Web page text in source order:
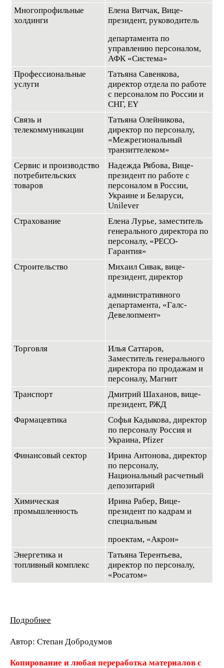
Многопрофильные
холдинги
Елена Витчак, Вице-
президент, руководитель
департамента по
управлению персоналом,
АФК «Система»
Профессиональные
услуги
Татьяна Савенкова,
директор отдела по работе
с персоналом по России и
СНГ, EY
Связь и
телекоммуникации
Татьяна Олейникова,
директор по персоналу,
«Межрегиональный
транзиттелеком»
Сервис и производство
потребительских
товаров
Надежда Рябова, Вице-
президент по работе с
персоналом в России,
Украине и Беларуси,
Unilever
Страхование
Елена Лурье, заместитель
генерального директора по
персоналу, «РЕСО-
Гарантия»
Строительство
Михаил Сивак, вице-
президент, директор
административного
департамента, «Галс-
Девелопмент»
Торговля
Илья Саттаров,
Заместитель генерального
директора по продажам и
персоналу, Магнит
Транспорт
Дмитрий Шаханов, вице-
президент, РЖД
Фармацевтика
Софья Кадыкова, директор
по персоналу Россия и
Украина, Pfizer
Финансовый сектор
Ирина Антонова, директор
по персоналу,
Национальный расчетный
депозитарий
Химическая
промышленность
Ирина Рабер, Вице-
президент по кадрам и
специальным
проектам, «Акрон»
Энергетика и
топливный комплекс
Татьяна Терентьева,
директор по персоналу,
«Росатом»
Подробнее
Автор: Степан Добродумов
Копирование и любая переработка материалов с